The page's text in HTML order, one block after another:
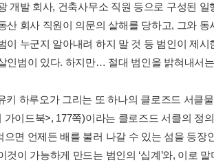
개발 회사, 건축사무소 직원 등으로 구성된
산 회사 직원이 의문의 살해를 당하고, 그와
이 누군지 알아내려 하지 말 것 등 범인이 제시
인범이 있다. 하지만… 절대 범인을 밝혀내서
키 하루오가 그리는 또 하나의 클로즈드 서클
가이드북>, 177쪽)이라는 클로즈드 서클의 정
으면 언제든 배를 불러 나갈 수 있는 섬을 등
것이 가능하게 만드는 범인의 ‘십계’와, 이로